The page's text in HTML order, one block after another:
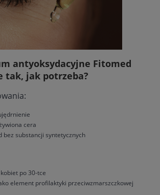
antyoksydacyjne Fitomed
tak, jak potrzeba?
cera
bez substancji syntetycznych
po 30-tce
element profilaktyki przeciwzmarszczkowej